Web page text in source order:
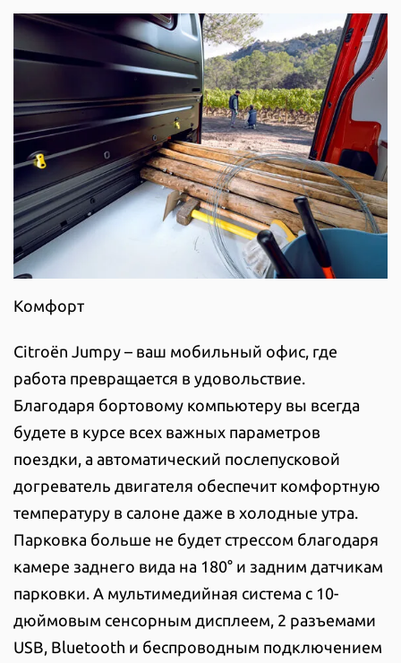
Комфорт
Citroën Jumpy – ваш мобильный офис, где
работа превращается в удовольствие.
Благодаря бортовому компьютеру вы всегда
будете в курсе всех важных параметров
поездки, а автоматический послепусковой
догреватель двигателя обеспечит комфортную
температуру в салоне даже в холодные утра.
Парковка больше не будет стрессом благодаря
камере заднего вида на 180° и задним датчикам
парковки. А мультимедийная система с 10-
дюймовым сенсорным дисплеем, 2 разъемами
USB, Bluetooth и беспроводным подключением